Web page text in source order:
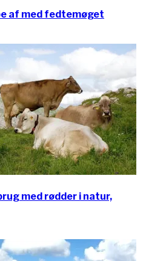
af med fedtemøget
med rødder i natur,